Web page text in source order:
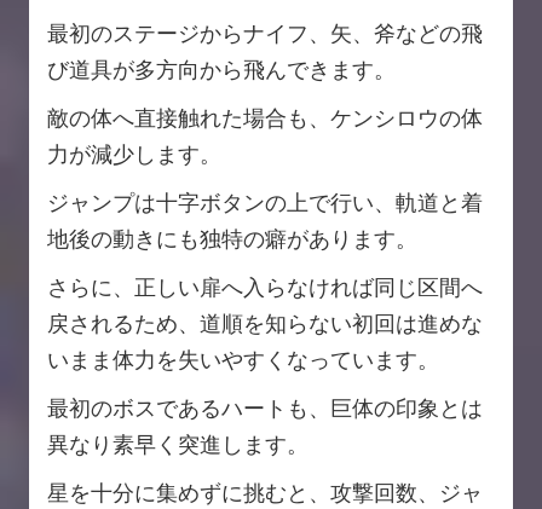
最初のステージからナイフ、矢、斧などの飛
び道具が多方向から飛んできます。
敵の体へ直接触れた場合も、ケンシロウの体
力が減少します。
ジャンプは十字ボタンの上で行い、軌道と着
地後の動きにも独特の癖があります。
さらに、正しい扉へ入らなければ同じ区間へ
戻されるため、道順を知らない初回は進めな
いまま体力を失いやすくなっています。
最初のボスであるハートも、巨体の印象とは
異なり素早く突進します。
星を十分に集めずに挑むと、攻撃回数、ジャ